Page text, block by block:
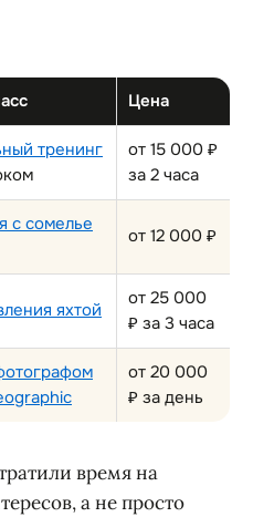
Цена
тренинг
от 15 000 ₽
за 2 часа
с сомелье
от 12 000 ₽
яхтой
от 25 000
₽ за 3 часа
от 20 000
₽ за день
время на
а не просто